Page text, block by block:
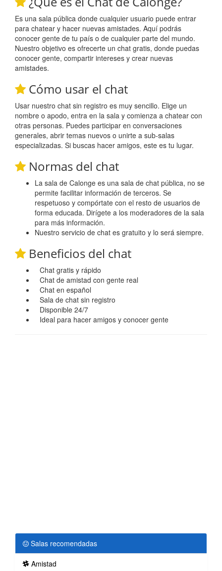
Es una sala pública donde cualquier usuario puede entrar
para chatear y hacer nuevas amistades. Aquí podrás
conocer gente de tu país o de cualquier parte del mundo.
Nuestro objetivo es ofrecerte un chat gratis, donde puedas
conocer gente, compartir intereses y crear nuevas
amistades.
Cómo usar el chat
Usar nuestro chat sin registro es muy sencillo. Elige un
nombre o apodo, entra en la sala y comienza a chatear con
otras personas. Puedes participar en conversaciones
generales, abrir temas nuevos o unirte a sub-salas
especializadas. Si buscas hacer amigos, este es tu lugar.
Normas del chat
La sala de Calonge es una sala de chat pública, no se
permite facilitar información de terceros. Se
respetuoso y compórtate con el resto de usuarios de
forma educada. Dirígete a los moderadores de la sala
para más información.
Nuestro servicio de chat es gratuito y lo será siempre.
Beneficios del chat
Chat gratis y rápido
Chat de amistad con gente real
Chat en español
Sala de chat sin registro
Disponible 24/7
Ideal para hacer amigos y conocer gente
Salas recomendadas
Amistad